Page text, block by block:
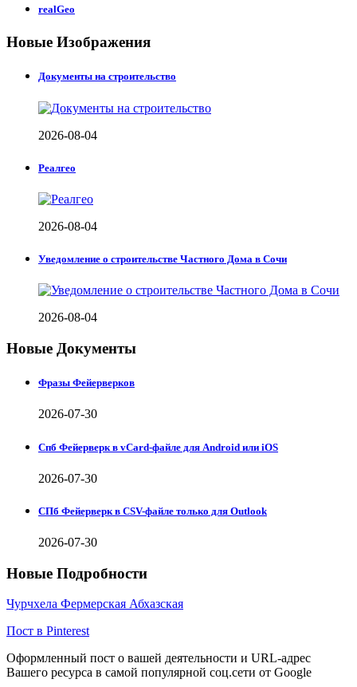
realGeo
Новые Изображения
Документы на строительство
2026-08-04
Реалгео
2026-08-04
Уведомление о строительстве Частного Дома в Сочи
2026-08-04
Новые Документы
Фразы Фейерверков
2026-07-30
Спб Фейерверк в vCard-файле для Android или iOS
2026-07-30
СПб Фейерверк в CSV-файле только для Outlook
2026-07-30
Новые Подробности
Чурчхела Фермерская Абхазская
Пост в Pinterest
Оформленный пост о вашей деятельности и URL-адрес
Вашего ресурса в самой популярной соц.сети от Google